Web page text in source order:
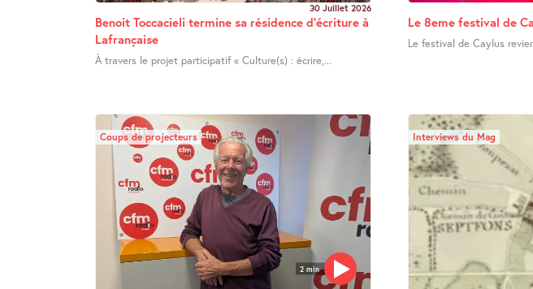
30 Juillet 2026
Benoit Toccacieli termine sa résidence d’écriture à
Lafrançaise
À travers le projet participatif « Culture(s) : écrire,...
Le 8eme festival de
Le festival de Caylus
2 min
Coups de projecteurs Interviews du Mag